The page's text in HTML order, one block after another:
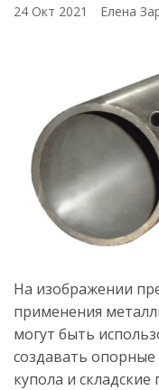
24 Окт 2021 Елена
На изображении
применения
могут быть
создавать опорные
купола и